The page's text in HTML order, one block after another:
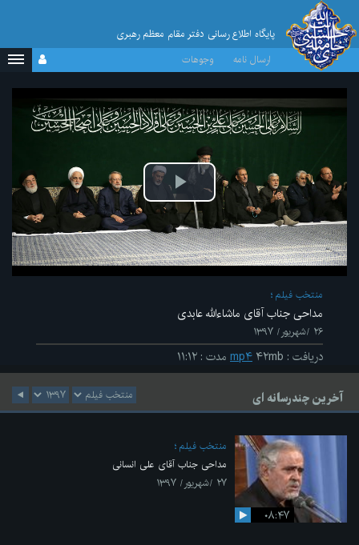
پایگاه اطلاع رسانی دفتر مقام معظم رهبری
ارسال نامه
وجوهات
پخش
ویدیو
منتخب فیلم
مداحی جناب آقای ماشاءالله عابدی
۲۶ /شهریور/ ۱۳۹۷
دریافت : mp۴ ۴۲mb مدت : ۱۱:۱۲
آخرین چندرسانه ای
۰۸:۴۷
منتخب فیلم
مداحی جناب آقای علی انسانی
۲۷ /شهریور/ ۱۳۹۷